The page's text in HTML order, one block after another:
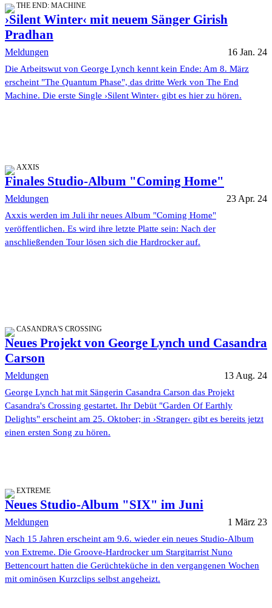
THE END: MACHINE
›Silent Winter‹ mit neuem Sänger Girish
Pradhan
Meldungen 16 Jan. 24
Die Arbeitswut von George Lynch kennt kein Ende: Am 8. März
erscheint "The Quantum Phase", das dritte Werk von The End
Machine. Die erste Single ›Silent Winter‹ gibt es hier zu hören.
AXXIS
Finales Studio-Album "Coming Home"
Meldungen 23 Apr. 24
Axxis werden im Juli ihr neues Album "Coming Home"
veröffentlichen. Es wird ihre letzte Platte sein: Nach der
anschließenden Tour lösen sich die Hardrocker auf.
CASANDRA'S CROSSING
Neues Projekt von George Lynch und Casandra
Carson
Meldungen 13 Aug. 24
George Lynch hat mit Sängerin Casandra Carson das Projekt
Casandra's Crossing gestartet. Ihr Debüt "Garden Of Earthly
Delights" erscheint am 25. Oktober; in ›Stranger‹ gibt es bereits jetzt
einen ersten Song zu hören.
EXTREME
Neues Studio-Album "SIX" im Juni
Meldungen 1 März 23
Nach 15 Jahren erscheint am 9.6. wieder ein neues Studio-Album
von Extreme. Die Groove-Hardrocker um Stargitarrist Nuno
Bettencourt hatten die Gerüchteküche in den vergangenen Wochen
mit ominösen Kurzclips selbst angeheizt.